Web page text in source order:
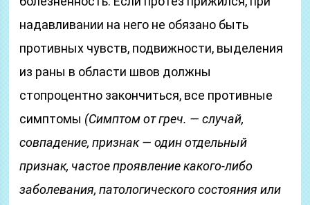
надавливании на него не обязано быть
противных чувств, подвижности, выделения
из раны в области швов должны
стопроцентно закончиться, все противные
симптомы (Симптом от греч. — случай,
совпадение, признак — один отдельный
признак, частое проявление какого-либо
заболевания, патологического состояния или